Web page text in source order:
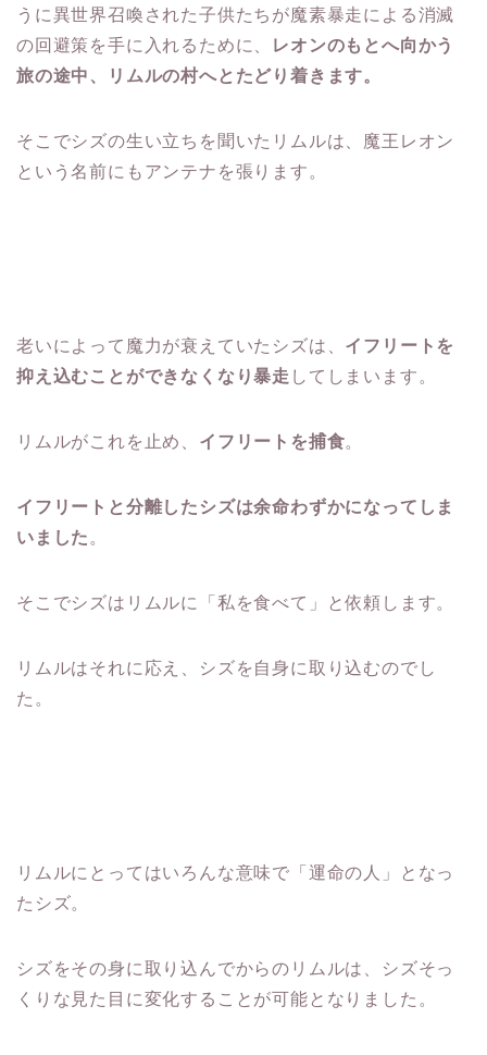
うに異世界召喚された子供たちが魔素暴走による消滅
の回避策を手に入れるために、
レオンのもとへ向かう
旅の途中、リムルの村へとたどり着きます。
そこでシズの生い立ちを聞いたリムルは、魔王レオン
という名前にもアンテナを張ります。
老いによって魔力が衰えていたシズは、 イフリートを
抑え込むことができなくなり暴走 してしまいます。
リムルがこれを止め、 イフリートを捕食。
イフリートと分離したシズは余命わずかになってしま
いました 。
そこでシズはリムルに「私を食べて」と依頼します。
リムルはそれに応え、シズを自身に取り込むのでし
た。
リムルにとってはいろんな意味で「運命の人」となっ
たシズ。
シズをその身に取り込んでからのリムルは、シズそっ
くりな見た目に変化することが可能となりました。